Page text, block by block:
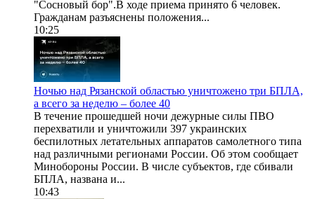
"Сосновый бор".В ходе приема принято 6 человек.
Гражданам разъяснены положения...
10:25
Ночью над Рязанской областью уничтожено три БПЛА,
а всего за неделю – более 40
В течение прошедшей ночи дежурные силы ПВО
перехватили и уничтожили 397 украинских
беспилотных летательных аппаратов самолетного типа
над различными регионами России. Об этом сообщает
Минобороны России. В числе субъектов, где сбивали
БПЛА, названа и...
10:43